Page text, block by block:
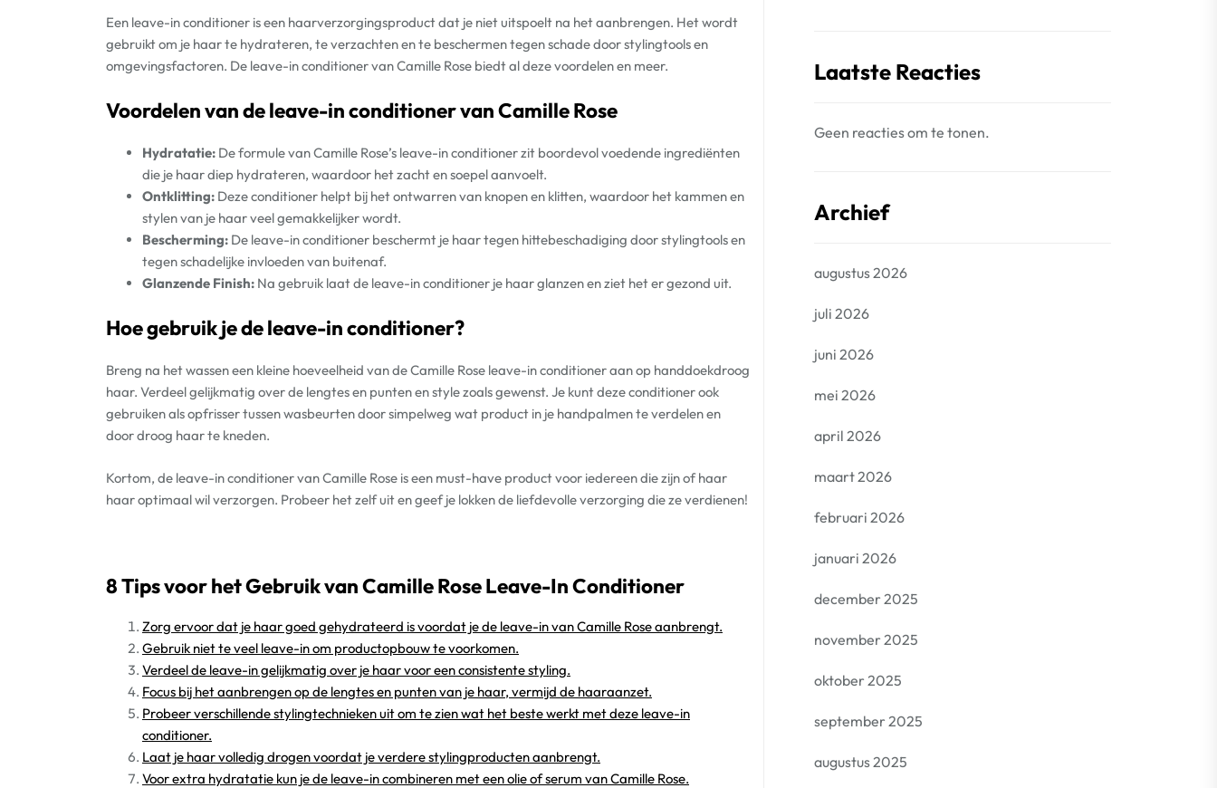
Een leave-in conditioner is een haarverzorgingsproduct dat je niet uitspoelt na het aanbrengen. Het wordt
gebruikt om je haar te hydrateren, te verzachten en te beschermen tegen schade door stylingtools en
omgevingsfactoren. De leave-in conditioner van Camille Rose biedt al deze voordelen en meer.
Voordelen van de leave-in conditioner van Camille Rose
Hydratatie: De formule van Camille Rose’s leave-in conditioner zit boordevol voedende ingrediënten
die je haar diep hydrateren, waardoor het zacht en soepel aanvoelt.
Ontklitting: Deze conditioner helpt bij het ontwarren van knopen en klitten, waardoor het kammen en
stylen van je haar veel gemakkelijker wordt.
Bescherming: De leave-in conditioner beschermt je haar tegen hittebeschadiging door stylingtools en
tegen schadelijke invloeden van buitenaf.
Glanzende Finish: Na gebruik laat de leave-in conditioner je haar glanzen en ziet het er gezond uit.
Hoe gebruik je de leave-in conditioner?
Breng na het wassen een kleine hoeveelheid van de Camille Rose leave-in conditioner aan op handdoekdroog
haar. Verdeel gelijkmatig over de lengtes en punten en style zoals gewenst. Je kunt deze conditioner ook
gebruiken als opfrisser tussen wasbeurten door simpelweg wat product in je handpalmen te verdelen en
door droog haar te kneden.
Kortom, de leave-in conditioner van Camille Rose is een must-have product voor iedereen die zijn of haar
haar optimaal wil verzorgen. Probeer het zelf uit en geef je lokken de liefdevolle verzorging die ze verdienen!
8 Tips voor het Gebruik van Camille Rose Leave-In Conditioner
Zorg ervoor dat je haar goed gehydrateerd is voordat je de leave-in van Camille Rose aanbrengt.
Gebruik niet te veel leave-in om productopbouw te voorkomen.
Verdeel de leave-in gelijkmatig over je haar voor een consistente styling.
Focus bij het aanbrengen op de lengtes en punten van je haar, vermijd de haaraanzet.
Probeer verschillende stylingtechnieken uit om te zien wat het beste werkt met deze leave-in
conditioner.
Laat je haar volledig drogen voordat je verdere stylingproducten aanbrengt.
Voor extra hydratatie kun je de leave-in combineren met een olie of serum van Camille Rose.
Laatste Reacties
Geen reacties om te tonen.
Archief
augustus 2026
juli 2026
juni 2026
mei 2026
april 2026
maart 2026
februari 2026
januari 2026
december 2025
november 2025
oktober 2025
september 2025
augustus 2025